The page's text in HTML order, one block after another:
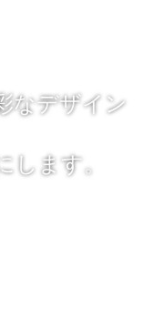
なデザイン
します。